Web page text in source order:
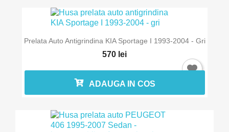
Prelata Auto Antigrindina KIA Sportage I 1993-2004 - Gri
570 lei
ADAUGA IN COS